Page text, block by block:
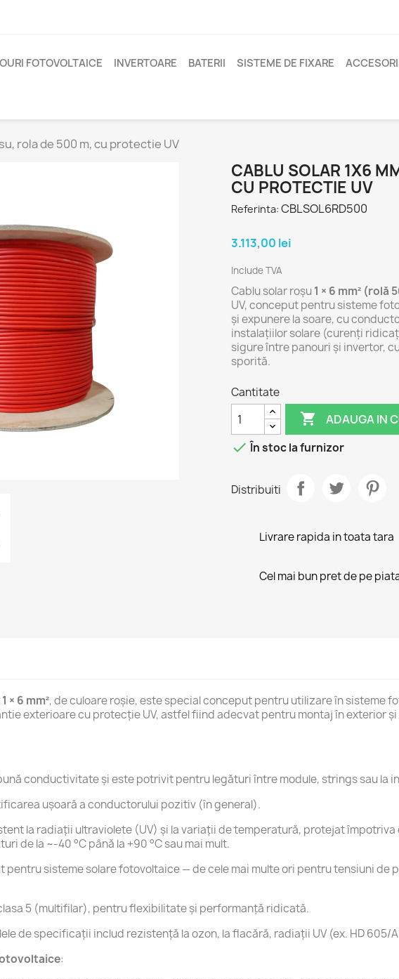
FOTOVOLTAICE INVERTOARE BATERII SISTEME DE FIXARE
rola de 500 m, cu protectie UV
CABLU SOLAR 1X6
CU PROTECTIE UV
Referinta: CBLSOL6RD500
3.113,00 lei
Include TVA
Cablu solar roșu1 × 6 mm² (rolă
UV, conceput pentru sisteme
și expunere la soare, cu
instalațiilor solare (curenţi
sigure între panouri și invertor,
sporită.
Cantitate
 ADAUGA IN
 În stoc la furnizor
Distribuiti
Livrare rapida in toata tara
Cel mai bun pret de pe
1 × 6 mm², de culoare roșie, este special conceput pentru utilizare în sisteme
exterioare cu protecție UV, astfel fiind adecvat pentru montaj în exterior
conductivitate și este potrivit pentru legături între module, strings sau la
ușoară a conductorului pozitiv (în general).
la radiații ultraviolete (UV) și la variații de temperatură, protejat împotriva
de la ~-40 °C până la +90 °C sau mai mult.
sisteme solare fotovoltaice — de cele mai multe ori pentru tensiuni de
5 (multifilar), pentru flexibilitate și performanță ridicată.
de specificații includ rezistenţă la ozon, la flacără, radiaţii UV (ex. HD 605/
: